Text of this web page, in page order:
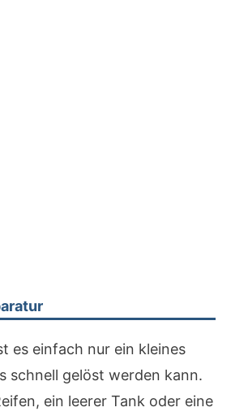
es einfach nur ein kleines
schnell gelöst werden kann.
ein leerer Tank oder eine